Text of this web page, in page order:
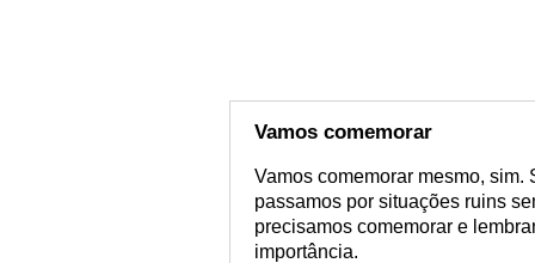
Vamos comemorar
Vamos comemorar mesmo,
passamos por situações ruins
precisamos comemorar e
importância.